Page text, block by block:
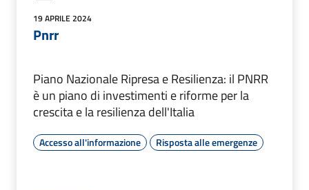
19 APRILE 2024
Pnrr
Piano Nazionale Ripresa e Resilienza: il PNRR
è un piano di investimenti e riforme per la
crescita e la resilienza dell'Italia
Accesso all'informazione Risposta alle emergenze